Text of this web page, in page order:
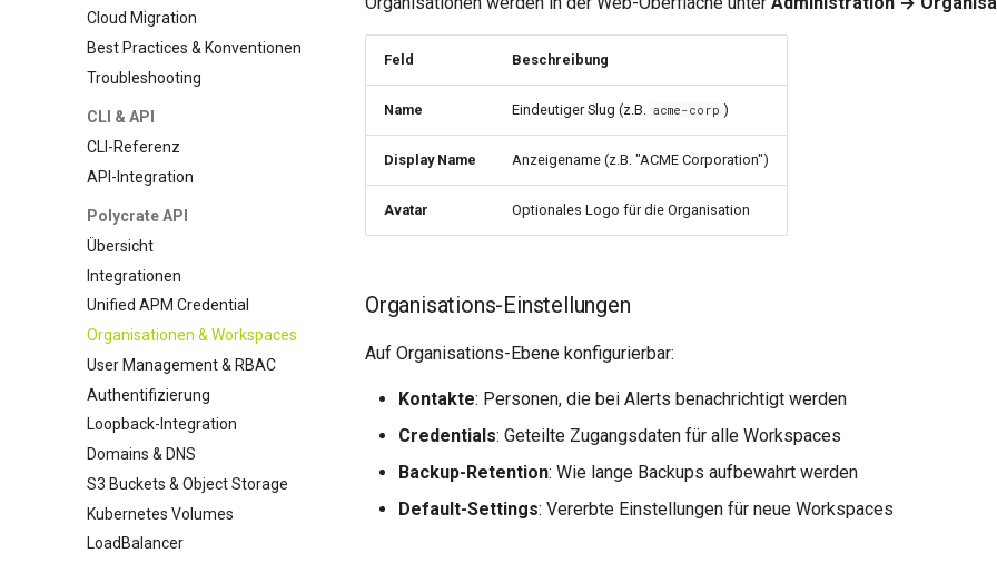
Cloud Migration
Best Practices & Konventionen
Troubleshooting
CLI & API
CLI-Referenz
API-Integration
Polycrate API
Übersicht
Integrationen
Unified APM Credential
Organisationen & Workspaces
User Management & RBAC
Authentifizierung
Loopback-Integration
Domains & DNS
S3 Buckets & Object Storage
Kubernetes Volumes
LoadBalancer
Feld Beschreibung
Name Eindeutiger Slug (z.B. acme-corp )
Display Name Anzeigename (z.B. "ACME Corporation")
Avatar Optionales Logo für die Organisation
Organisations-Einstellungen
Auf Organisations-Ebene konfigurierbar:
Kontakte: Personen, die bei Alerts benachrichtigt werden
Credentials: Geteilte Zugangsdaten für alle Workspaces
Backup-Retention: Wie lange Backups aufbewahrt werden
Default-Settings: Vererbte Einstellungen für neue Workspaces